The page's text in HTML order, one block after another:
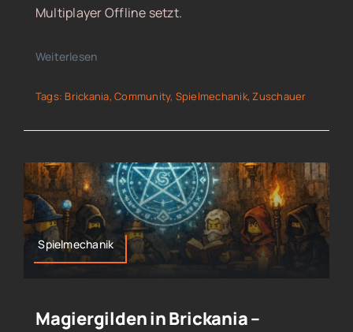
Multiplayer Offline setzt.
Weiterlesen
Tags: Brickania,Community, Spielmechanik,Zuschauer
Spielmechanik
Magiergilden in Brickania –